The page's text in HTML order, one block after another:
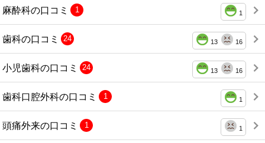
麻酔科の口コミ 1
1
歯科の口コミ 13 16
24
小児歯科の口コミ 13 16
24
歯科口腔外科の口コミ 1
1
頭痛外来の口コミ 1
1